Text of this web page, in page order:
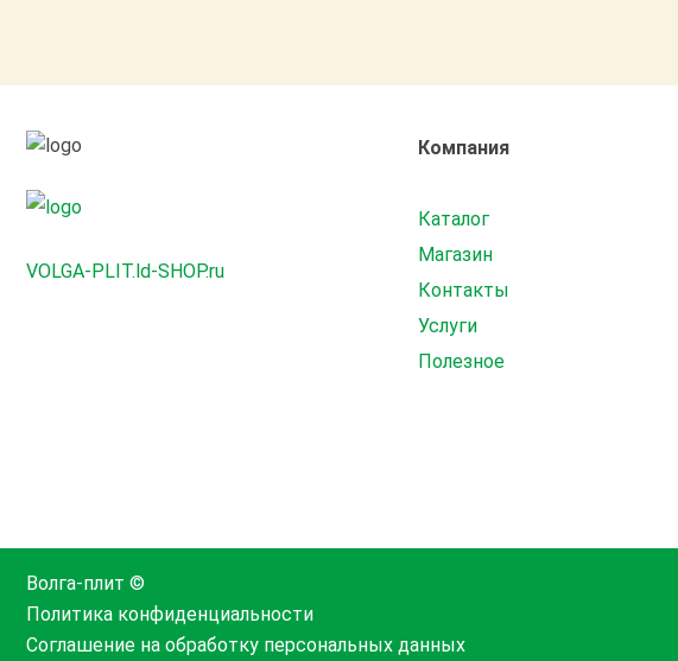
VOLGA-PLIT.ld-SHOP.ru
Компания
Каталог
Магазин
Контакты
Услуги
Полезное
Волга-плит ©
Политика конфиденциальности
Соглашение на обработку персональных данных